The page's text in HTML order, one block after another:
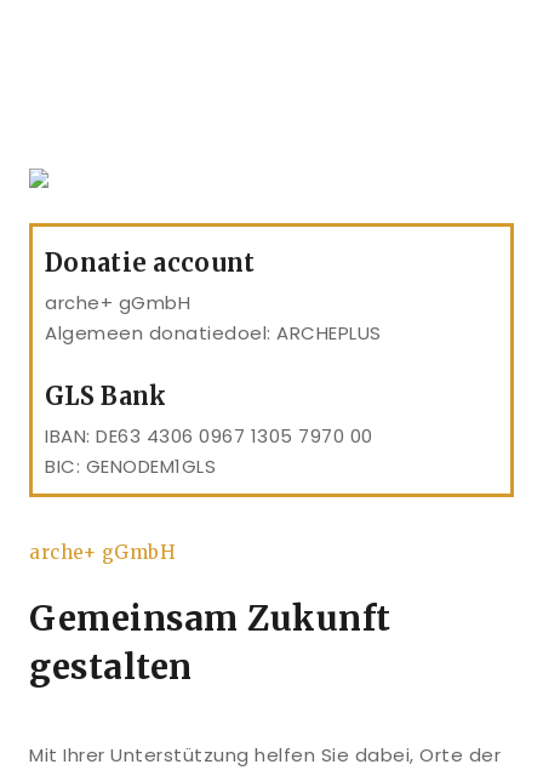
Donatie account
arche+ gGmbH
Algemeen donatiedoel: ARCHEPLUS
GLS Bank
IBAN: DE63 4306 0967 1305 7970 00
BIC: GENODEM1GLS
arche+ gGmbH
Gemeinsam Zukunft
gestalten
Mit Ihrer Unterstützung helfen Sie dabei, Orte der